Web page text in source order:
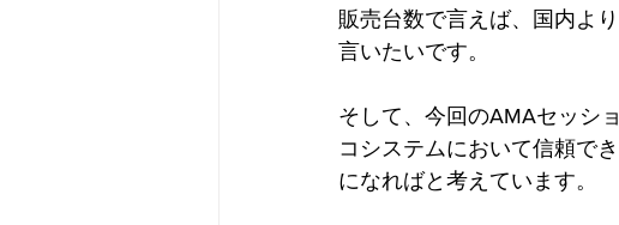
販売台数で言えば、国内よ
言いたいです。
そして、今回のAMAセッシ
コシステムにおいて信頼で
になればと考えています。